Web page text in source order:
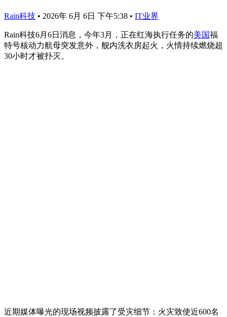
Rain科技 • 2026年 6月 6日 下午5:38 • IT业界
Rain科技6月6日消息，今年3月，正在红海执行任务的美国福
特号核动力航母突发意外，舰内洗衣房起火，火情持续燃烧超
30小时才被扑灭。
近期媒体曝光的现场视频披露了受灾细节：火灾致使近600名